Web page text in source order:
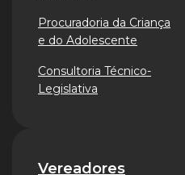
Procuradoria da Criança
e do Adolescente
Consultoria Técnico-
Legislativa
Vereadores